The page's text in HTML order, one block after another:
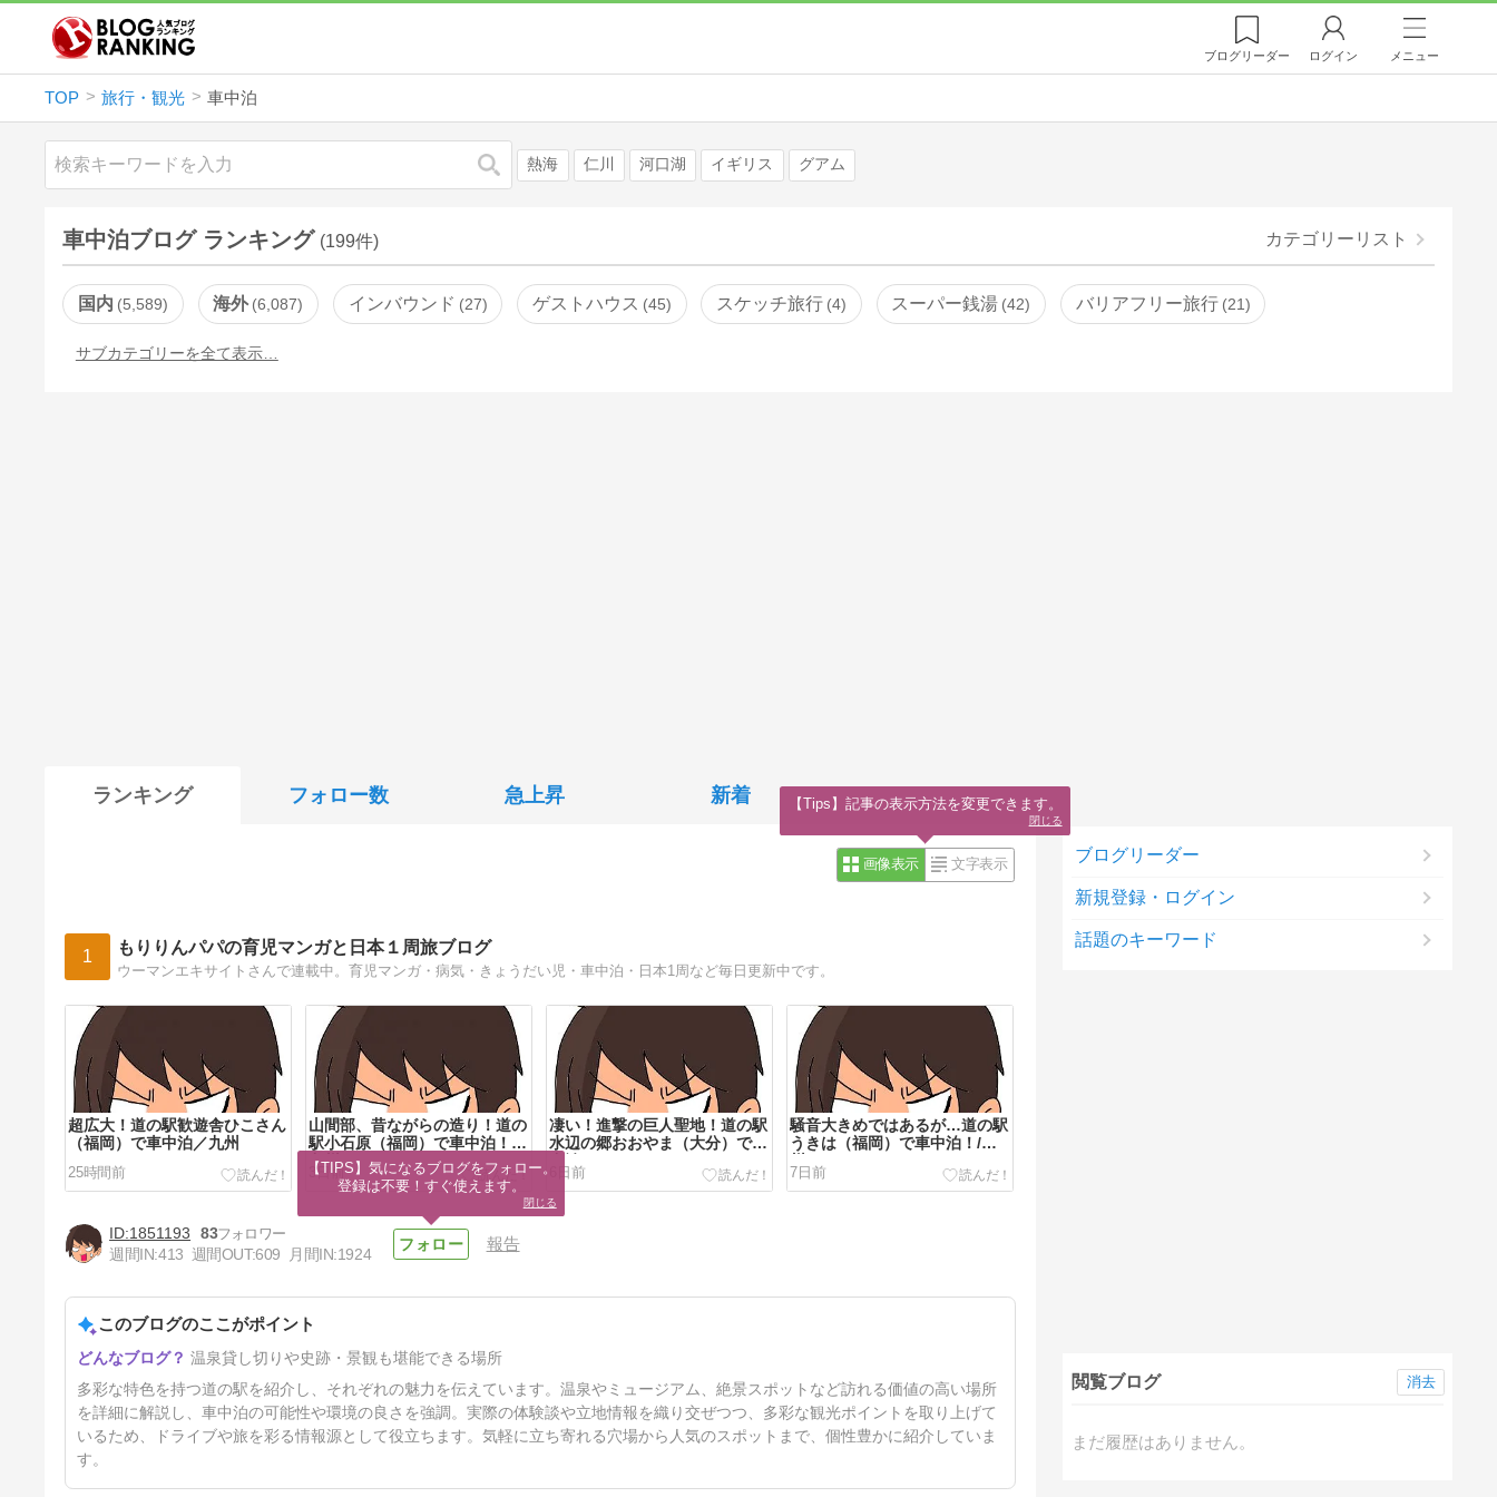
ブログリーダー ログイン メニュー
TOP 旅行・観光 車中泊
検索 熱海 仁川 河口湖 イギリス グアム
車中泊ブログ ランキング (199件) カテゴリーリスト
国内 5,589 海外 6,087 インバウンド 27 ゲストハウス 45 スケッチ旅行 4 スーパー銭湯 42 バリアフリー旅行 21
サブカテゴリーを全て表示…
ランキング フォロー数 急上昇 新着
画像表示 文字表示
1 もりりんパパの育児マンガと日本１周旅ブログ
ウーマンエキサイトさんで連載中。育児マンガ・病気・きょうだい児・車中泊・日本1周など毎日更新中です。
超広大！道の駅歓遊舎ひこさん
（福岡）で車中泊／九州
25時間前
山間部、昔ながらの造り！道の
駅小石原（福岡）で車中泊！/
九州
3日前
凄い！進撃の巨人聖地！道の駅
水辺の郷おおやま（大分）で車
中泊
6日前
騒音大きめではあるが…道の駅
うきは（福岡）で車中泊！/九
7日前
景観抜群だがここは…道の駅う
ずしお（淡路島）で車中泊！/
9日前
1851193
83
週間IN:413 週間OUT:609 月間IN:1924
報告
このブログのここがポイント
温泉貸し切りや史跡・景観も堪能できる場所
多彩な特色を持つ道の駅を紹介し、それぞれの魅力を伝えています。温泉やミュージアム、絶景スポットなど訪れる価値の高い場所
を詳細に解説し、車中泊の可能性や環境の良さを強調。実際の体験談や立地情報を織り交ぜつつ、多彩な観光ポイントを取り上げて
いるため、ドライブや旅を彩る情報源として役立ちます。気軽に立ち寄れる穴場から人気のスポットまで、個性豊かに紹介していま
す。
ブログリーダー
新規登録・ログイン
話題のキーワード
閲覧ブログ
まだ履歴はありません。
消去
【TIPS】気になるブログをフォロー。
登録は不要！すぐ使えます。
閉じる
【Tips】記事の表示方法を変更できます。
閉じる